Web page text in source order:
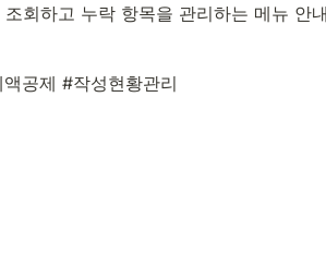
회하고 누락 항목을 관리하는 메뉴 안내
공제 #작성현황관리